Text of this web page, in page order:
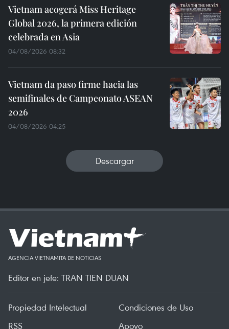
Vietnam acogerá Miss Heritage
Global 2026, la primera edición
celebrada en Asia
04/08/2026 08:32
Vietnam da paso firme hacia las
semifinales de Campeonato ASEAN
2026
04/08/2026 04:25
Descargar
AGENCIA VIETNAMITA DE NOTICIAS
Editor en jefe: TRAN TIEN DUAN
Propiedad Intelectual
Condiciones de Uso
RSS
Apoyo